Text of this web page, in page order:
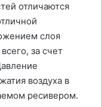
отличаются
слоя
за счет
воздуха в
ресивером.